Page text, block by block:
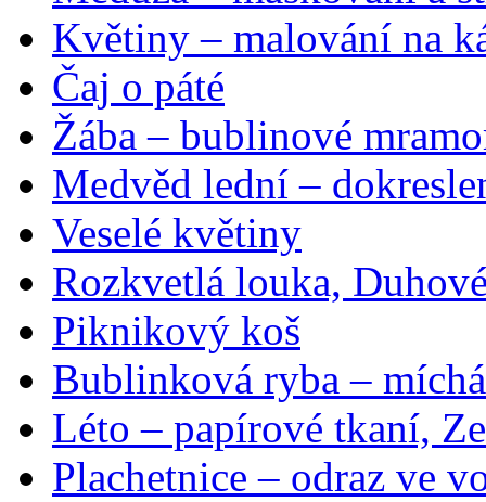
Květiny – malování na
Čaj o páté
Žába – bublinové
Medvěd lední –
Veselé květiny
Rozkvetlá louka,
Piknikový koš
Bublinková ryba –
Léto – papírové tkaní,
Plachetnice – odraz ve